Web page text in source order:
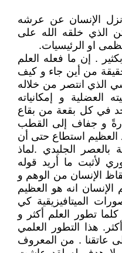
الإنسان عن عرشه
الذي خلقه الله على
او الرئيسيات.
. إن ما فعله العلم
من أين جاء و كيف
الذي انتصر من خلاله
و إمكانياته
في كل بقعة من بقاع
و جفاف إلى القطب
العظيم استطاع حتى أن
الجليدي .لماذ
لأثبت ما أريد قوله
الإنسان من الوهم و
انه هو العظيم
الميتافيزيقية كي
تطور العلم أكثر و
هذا التطور العلمي
عاتقنا . من المعروف